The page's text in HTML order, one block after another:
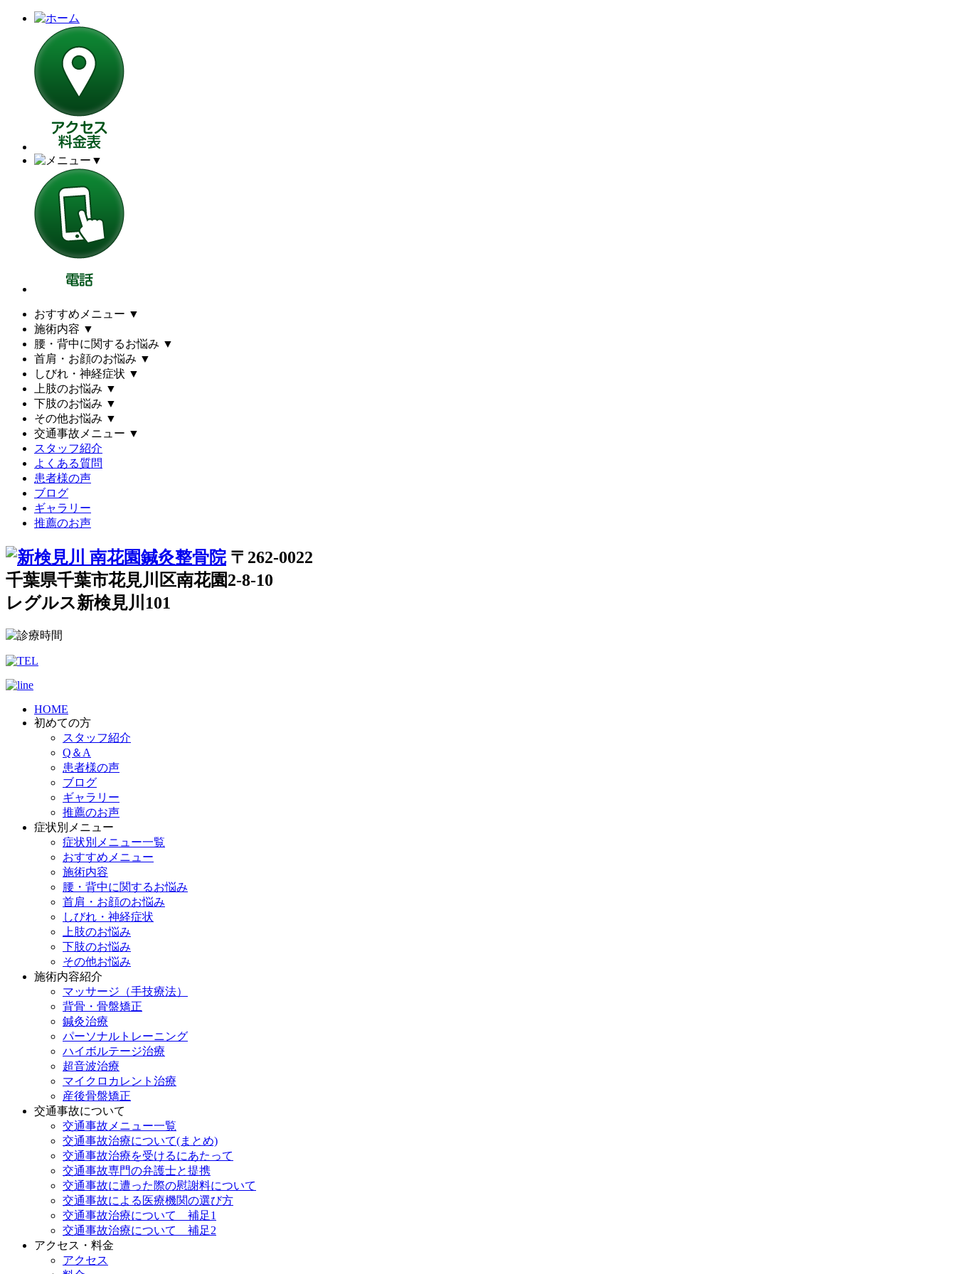
▼
おすすめメニュー ▼
施術内容 ▼
腰・背中に関するお悩み ▼
首肩・お顔のお悩み ▼
しびれ・神経症状 ▼
上肢のお悩み ▼
下肢のお悩み ▼
その他お悩み ▼
交通事故メニュー ▼
スタッフ紹介
よくある質問
患者様の声
ブログ
ギャラリー
推薦のお声
〒262-0022
千葉県千葉市花見川区南花園2-8-10
レグルス新検見川101
HOME
初めての方
スタッフ紹介
Q＆A
患者様の声
ブログ
ギャラリー
推薦のお声
症状別メニュー
症状別メニュー一覧
おすすめメニュー
施術内容
腰・背中に関するお悩み
首肩・お顔のお悩み
しびれ・神経症状
上肢のお悩み
下肢のお悩み
その他お悩み
施術内容紹介
マッサージ（手技療法）
背骨・骨盤矯正
鍼灸治療
パーソナルトレーニング
ハイボルテージ治療
超音波治療
マイクロカレント治療
産後骨盤矯正
交通事故について
交通事故メニュー一覧
交通事故治療について(まとめ)
交通事故治療を受けるにあたって
交通事故専門の弁護士と提携
交通事故に遭った際の慰謝料について
交通事故による医療機関の選び方
交通事故治療について 補足1
交通事故治療について 補足2
アクセス・料金
アクセス